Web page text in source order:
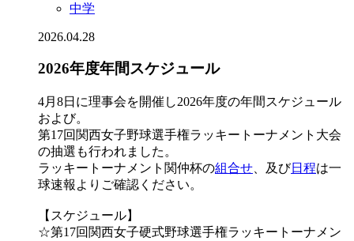
中学
2026.04.28
2026年度年間スケジュール
4月8日に理事会を開催し2026年度の年間スケジュール
および。
第17回関西女子野球選手権ラッキートーナメント大会
の抽選も行われました。
ラッキートーナメント関仲杯の組合せ 、及び日程は一
球速報よりご確認ください。
【スケジュール】
☆第17回関西女子硬式野球選手権ラッキートーナメン